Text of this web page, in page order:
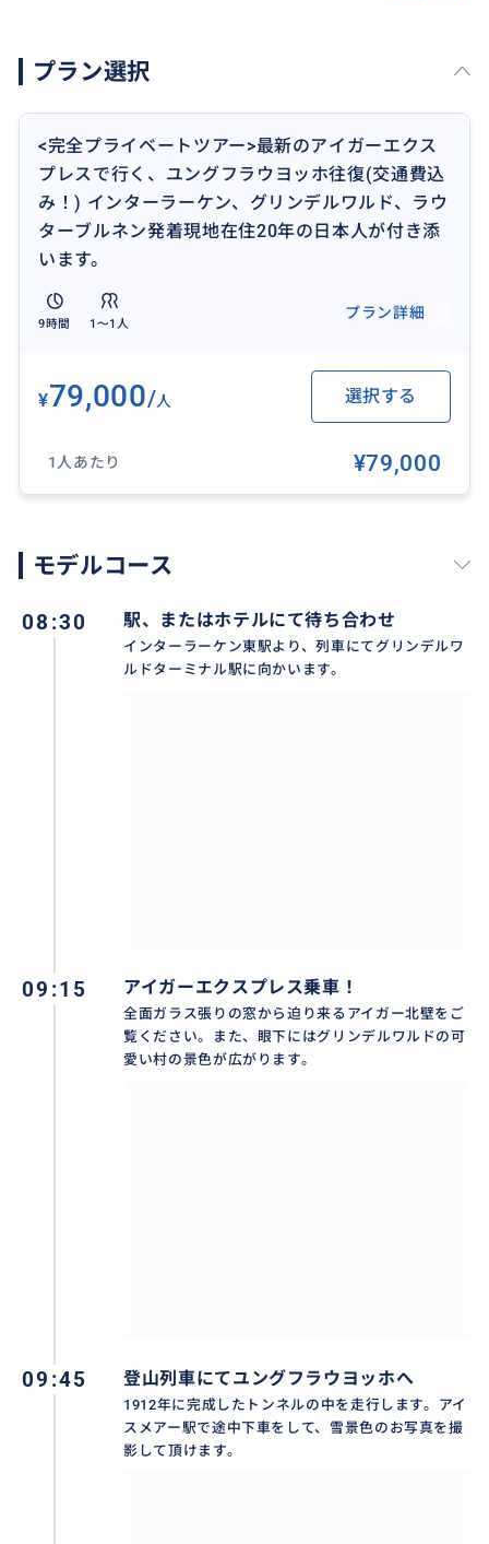
ハイキングをご希望のお客様はご相談下さい。
**こちらのツアーは、シーズンにより価格変動があり、
都度入手できるチケットの価格が変動するために、申
込された時点の価格になりますのでご了承くださいま
せ**
おすすめ
インターラーケン東駅より、往路と復路を２つのルー
トから選んでいただけます。行きと帰りで違った景色を
プラン選択
<完全プライベートツアー>最新のアイガーエクス
プレスで行く、ユングフラウヨッホ往復(交通費込
み！) インターラーケン、グリンデルワルド、ラウ
ターブルネン発着現地在住20年の日本人が付き添
います。
9時間 1〜1人
プラン詳細
¥79,000/人 選択する
1人あたり ¥79,000
モデルコース
08:30 駅、またはホテルにて待ち合わせ
インターラーケン東駅より、列車にてグリンデルワ
ルドターミナル駅に向かいます。
09:15 アイガーエクスプレス乗車！
全面ガラス張りの窓から迫り来るアイガー北壁をご
覧ください。また、眼下にはグリンデルワルドの可
愛い村の景色が広がります。
09:45 登山列車にてユングフラウヨッホへ
1912年に完成したトンネルの中を走行します。アイ
スメアー駅で途中下車をして、雪景色のお写真を撮
影して頂けます。